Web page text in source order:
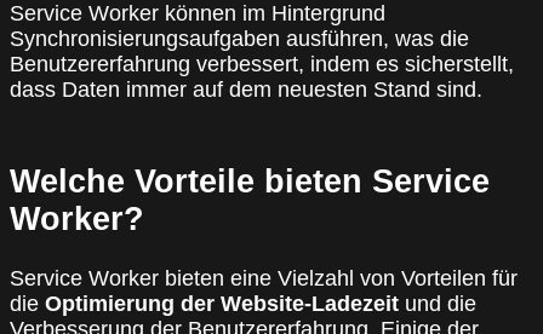
Service Worker können im Hintergrund
Synchronisierungsaufgaben ausführen, was die
Benutzererfahrung verbessert, indem es sicherstellt,
dass Daten immer auf dem neuesten Stand sind.
Welche Vorteile bieten Service
Worker?
Service Worker bieten eine Vielzahl von Vorteilen für
die Optimierung der Website-Ladezeit und die
Verbesserung der Benutzererfahrung. Einige der